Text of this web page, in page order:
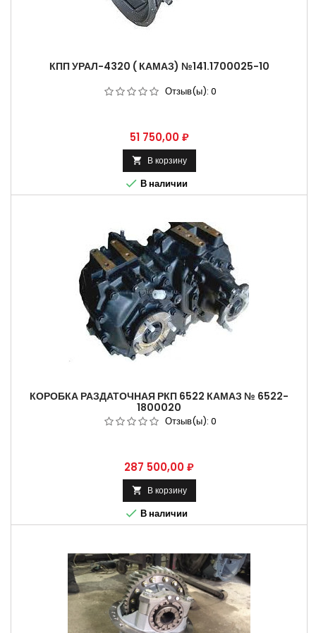
КПП УРАЛ-4320 ( КАМАЗ) №141.1700025-10
Отзыв(ы): 0
Цена
51 750,00 ₽
 В корзину
 В наличии
КОРОБКА РАЗДАТОЧНАЯ РКП 6522 КАМАЗ № 6522-
1800020
Отзыв(ы): 0
Цена
287 500,00 ₽
 В корзину
 В наличии